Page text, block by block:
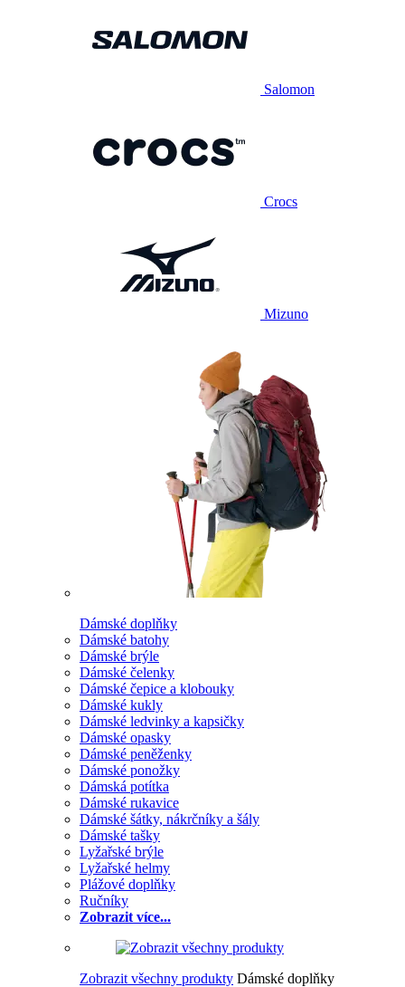
Salomon
Crocs
Mizuno
Dámské doplňky
Dámské batohy
Dámské brýle
Dámské čelenky
Dámské čepice a klobouky
Dámské kukly
Dámské ledvinky a kapsičky
Dámské opasky
Dámské peněženky
Dámské ponožky
Dámská potítka
Dámské rukavice
Dámské šátky, nákrčníky a šály
Dámské tašky
Lyžařské brýle
Lyžařské helmy
Plážové doplňky
Ručníky
Zobrazit více...
Zobrazit všechny produkty Dámské doplňky